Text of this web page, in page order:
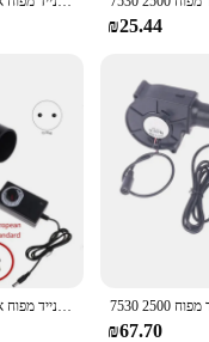
₪25.44
₪67.70